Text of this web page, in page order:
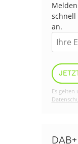
an.
Es gelten